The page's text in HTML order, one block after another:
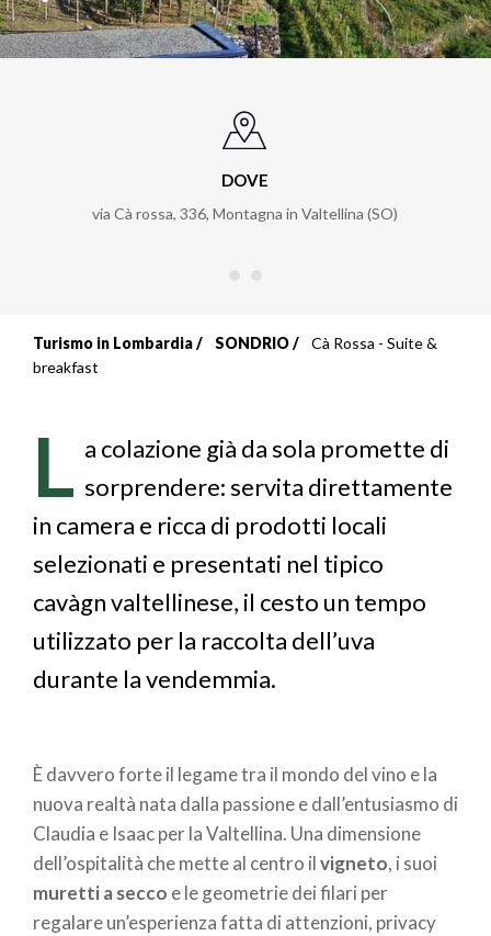
DOVE
via Cà rossa, 336, Montagna in Valtellina (SO)
Briciole
pane
Turismo in Lombardia SONDRIO
Cà Rossa - Suite &
breakfast
L a colazione già da sola promette di
sorprendere: servita direttamente
in camera e ricca di prodotti locali
selezionati e presentati nel tipico
cavàgn valtellinese, il cesto un tempo
utilizzato per la raccolta dell’uva
durante la vendemmia.
È davvero forte il legame tra il mondo del vino e la
nuova realtà nata dalla passione e dall’entusiasmo di
Claudia e Isaac per la Valtellina. Una dimensione
dell’ospitalità che mette al centro ilvigneto, i suoi
muretti a secco e le geometrie dei filari per
regalare un’esperienza fatta di attenzioni, privacy